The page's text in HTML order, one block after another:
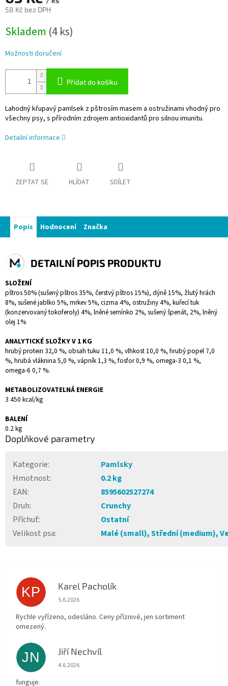
58 Kč bez DPH
cena:
Skladem (4 ks)
Možnosti doručení
Přidat do košíku
Lahodný křupavý pamlsek z pštrosím masem a ostružinami vhodný pro
všechny psy, s přírodním zdrojem antioxidantů pro silnou imunitu.
Detailní informace
ZEPTAT SE HLÍDAT SDÍLET
Popis Hodnocení Značka
DETAILNÍ POPIS PRODUKTU
SLOŽENÍ
pštros 50% (sušený pštros 35%, čerstvý pštros 15%), dýně 15%, žlutý hrách
8%, sušené jablko 5%, mrkev 5%, cizrna 4%, ostružiny 4%, kuřecí tuk
(konzervovaný tokoferoly) 4%, lněné semínko 2%, sušený špenát, 2%, lněný
olej 1%
ANALYTICKÉ SLOŽKY V 1 KG
hrubý protein 32,0 %, obsah tuku 11,0 %, vlhkost 10,0 %, hrubý popel 7,0
%, hrubá vláknina 5,0 %, vápník 1,3 %, fosfor 0,9 %, omega-3 0,1 %,
omega-6 0,7 %.
METABOLIZOVATELNÁ ENERGIE
3 450 kcal/kg
BALENÍ
0.2 kg
Doplňkové parametry
Kategorie:
Pamlsky
Hmotnost:
0.2 kg
EAN:
8595602527274
Druh:
Crunchy
Příchuť:
Ostatní
Velikost psa: Malé (small), Střední (medium),
KP Karel Pacholík
Hodnocení obchodu je 4 z 5 hvězdiček.
5.6.2026
Rychle vyřízeno, odesláno. Ceny příznivé, jen sortiment
omezený.
JN Jiří Nechvíl
Hodnocení obchodu je 5 z 5 hvězdiček.
4.6.2026
funguje.